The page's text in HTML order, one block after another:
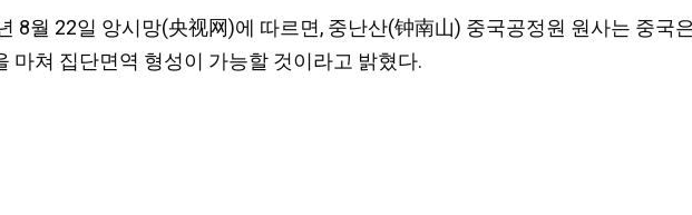
8월 22일 앙시망(央视网)에 따르면, 중난산(钟南山) 중국공정원 원사는 중국
마쳐 집단면역 형성이 가능할 것이라고 밝혔다.